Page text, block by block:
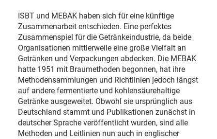
ISBT und MEBAK haben sich für eine künftige
Zusammenarbeit entschieden. Eine perfektes
Zusammenspiel für die Getränkeindustrie, da beide
Organisationen mittlerweile eine große Vielfalt an
Getränken und Verpackungen abdecken. Die MEBAK
hatte 1951 mit Braumethoden begonnen, hat ihre
Methodensammlungen und Richtlinien jedoch längst
auf andere fermentierte und kohlensäurehaltige
Getränke ausgeweitet. Obwohl sie ursprünglich aus
Deutschland stammt und Publikationen zunächst in
deutscher Sprache veröffentlicht wurden, sind alle
Methoden und Leitlinien nun auch in englischer